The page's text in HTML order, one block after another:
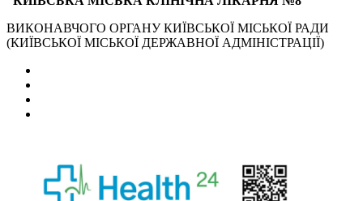
ВИКОНАВЧОГО ОРГАНУ КИЇВСЬКОЇ МІСЬКОЇ РАДИ
(КИЇВСЬКОЇ МІСЬКОЇ ДЕРЖАВНОЇ АДМІНІСТРАЦІЇ)